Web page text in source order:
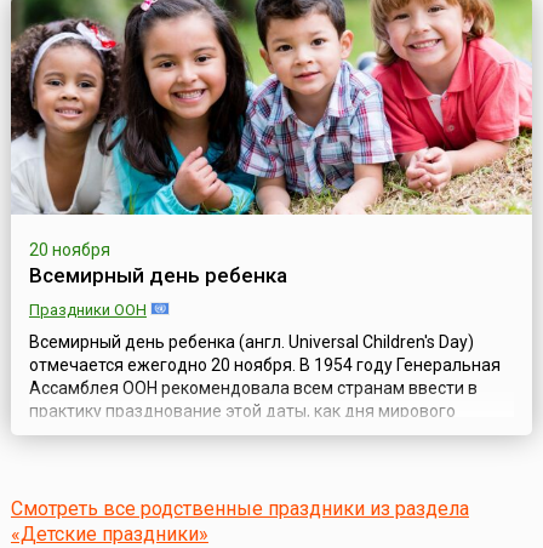
Перевод названия невероятно прост: Сити — это семь, Го —
это пять, Сан — это три.Этот детский праз...
20 ноября
Всемирный день ребенка
Праздники ООН
Всемирный день ребенка (англ. Universal Children's Day)
отмечается ежегодно 20 ноября. В 1954 году Генеральная
Ассамблея ООН рекомендовала всем странам ввести в
практику празднование этой даты, как дня мирового
братства и взаимопонимания детей, посвященного
праздновать этот день в любой из ...
Смотреть все родственные праздники из раздела
«Детские праздники»